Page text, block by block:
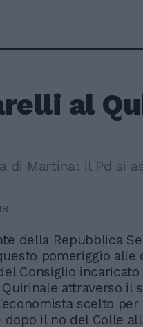
al
di Martina: il Pd si
della Repubblica
pomeriggio alle
Consiglio
attraverso il
scelto
dopo il no del Colle